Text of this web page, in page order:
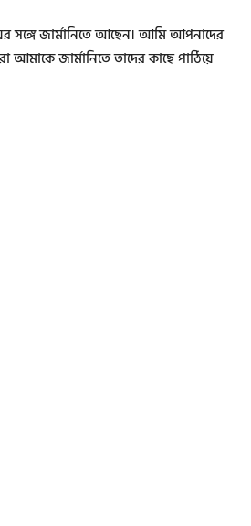
সঙ্গে জার্মানিতে আছেন। আমি আপনাদের
জার্মানিতে তাদের কাছে পাঠিয়ে